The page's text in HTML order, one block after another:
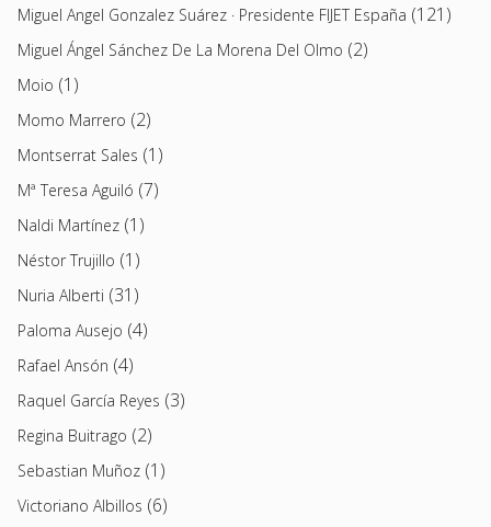
Miguel Angel Gonzalez Suárez · Presidente FIJET España (121)
Miguel Ángel Sánchez De La Morena Del Olmo (2)
Moio (1)
Momo Marrero (2)
Montserrat Sales (1)
Mª Teresa Aguiló (7)
Naldi Martínez (1)
Néstor Trujillo (1)
Nuria Alberti (31)
Paloma Ausejo (4)
Rafael Ansón (4)
Raquel García Reyes (3)
Regina Buitrago (2)
Sebastian Muñoz (1)
Victoriano Albillos (6)